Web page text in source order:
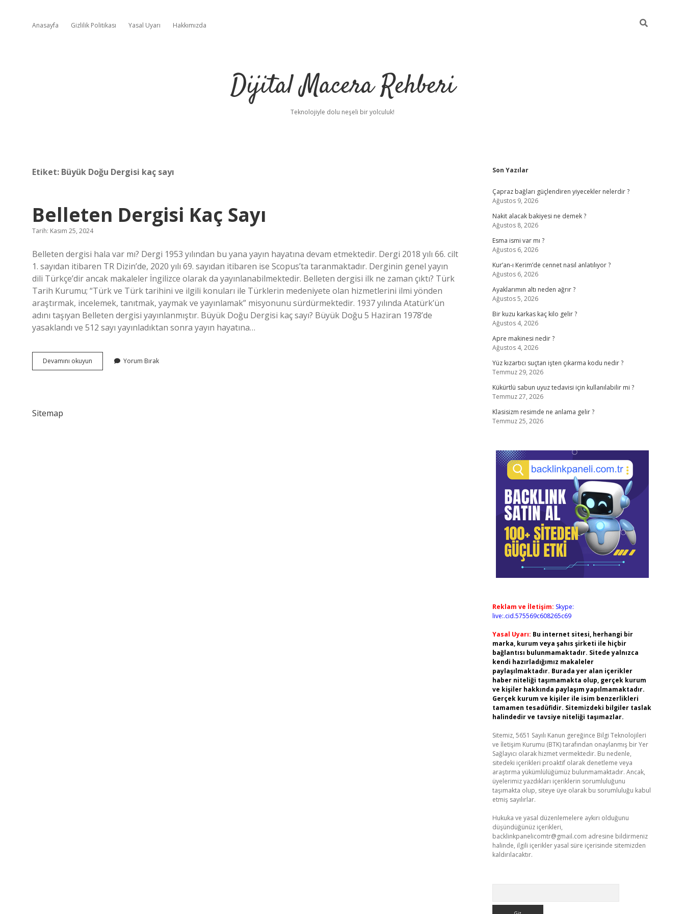
Anasayfa Gizlilik Politikası Yasal Uyarı Hakkımızda
Dijital Macera Rehberi
Teknolojiyle dolu neşeli bir yolculuk!
Etiket: Büyük Doğu Dergisi kaç sayı
Belleten Dergisi Kaç Sayı
Tarih: Kasım 25, 2024
Belleten dergisi hala var mı? Dergi 1953 yılından bu yana yayın hayatına devam etmektedir. Dergi 2018 yılı 66. cilt
1. sayıdan itibaren TR Dizin’de, 2020 yılı 69. sayıdan itibaren ise Scopus’ta taranmaktadır. Derginin genel yayın
dili Türkçe’dir ancak makaleler İngilizce olarak da yayınlanabilmektedir. Belleten dergisi ilk ne zaman çıktı? Türk
Tarih Kurumu; “Türk ve Türk tarihini ve ilgili konuları ile Türklerin medeniyete olan hizmetlerini ilmi yönden
araştırmak, incelemek, tanıtmak, yaymak ve yayınlamak” misyonunu sürdürmektedir. 1937 yılında Atatürk’ün
adını taşıyan Belleten dergisi yayınlanmıştır. Büyük Doğu Dergisi kaç sayı? Büyük Doğu 5 Haziran 1978’de
yasaklandı ve 512 sayı yayınladıktan sonra yayın hayatına…
Devamını okuyun Belleten
Dergisi
Yorum Bırak
Sitemap
Sidebar
Son Yazılar
Çapraz bağları güçlendiren yiyecekler nelerdir ?
Ağustos 9, 2026
Nakit alacak bakiyesi ne demek ?
Ağustos 8, 2026
Esma ismi var mı ?
Ağustos 6, 2026
Kur’an-ı Kerim’de cennet nasıl anlatılıyor ?
Ağustos 6, 2026
Ayaklarımın altı neden ağrır ?
Ağustos 5, 2026
Bir kuzu karkas kaç kilo gelir ?
Ağustos 4, 2026
Apre makinesi nedir ?
Ağustos 4, 2026
Yüz kızartıcı suçtan işten çıkarma kodu nedir ?
Temmuz 29, 2026
Kükürtlü sabun uyuz tedavisi için kullanılabilir mi ?
Temmuz 27, 2026
Klasisizm resimde ne anlama gelir ?
Temmuz 25, 2026
Reklam ve İletişim: Skype:
live:.cid.575569c608265c69
Yasal Uyarı: Bu internet sitesi, herhangi bir
marka, kurum veya şahıs şirketi ile hiçbir
bağlantısı bulunmamaktadır. Sitede yalnızca
kendi hazırladığımız makaleler
paylaşılmaktadır. Burada yer alan içerikler
haber niteliği taşımamakta olup, gerçek kurum
ve kişiler hakkında paylaşım yapılmamaktadır.
Gerçek kurum ve kişiler ile isim benzerlikleri
tamamen tesadüfidir. Sitemizdeki bilgiler taslak
halindedir ve tavsiye niteliği taşımazlar.
Sitemiz, 5651 Sayılı Kanun gereğince Bilgi Teknolojileri
ve İletişim Kurumu (BTK) tarafından onaylanmış bir Yer
Sağlayıcı olarak hizmet vermektedir. Bu nedenle,
sitedeki içerikleri proaktif olarak denetleme veya
araştırma yükümlülüğümüz bulunmamaktadır. Ancak,
üyelerimiz yazdıkları içeriklerin sorumluluğunu
taşımakta olup, siteye üye olarak bu sorumluluğu kabul
etmiş sayılırlar.
Hukuka ve yasal düzenlemelere aykırı olduğunu
düşündüğünüz içerikleri,
backlinkpanelicomtr@gmail.com adresine bildirmeniz
halinde, ilgili içerikler yasal süre içerisinde sitemizden
kaldırılacaktır.